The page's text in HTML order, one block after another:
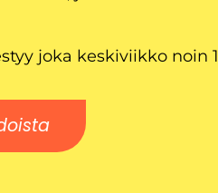
joka keskiviikko noin